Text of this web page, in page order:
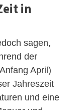
in
sagen,
der
April)
Jahreszeit
und eine